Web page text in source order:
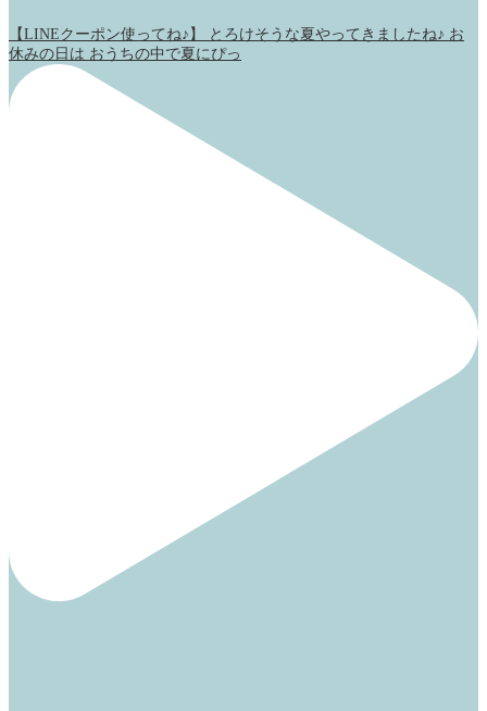
【LINEクーポン使ってね♪】 とろけそうな夏やってきましたね♪ お
休みの日は おうちの中で夏にぴっ